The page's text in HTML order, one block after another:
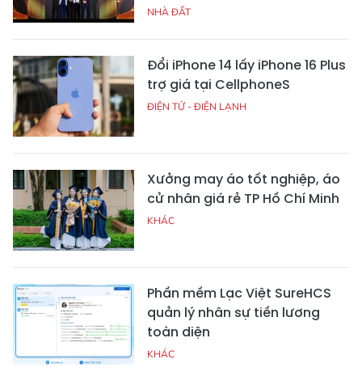
NHÀ ĐẤT
Đổi iPhone 14 lấy iPhone 16 Plus
trợ giá tại CellphoneS
ĐIỆN TỬ - ĐIỆN LẠNH
Xưởng may áo tốt nghiệp, áo
cử nhân giá rẻ TP Hồ Chí Minh
KHÁC
Phần mềm Lạc Việt SureHCS
quản lý nhân sự tiền lương
toàn diện
KHÁC